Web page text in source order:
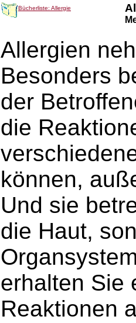
Bücherliste: Allergie
Allergien
Besonders
der
die
können,
Und sie
die Haut,
erhalten Sie
Reaktionen